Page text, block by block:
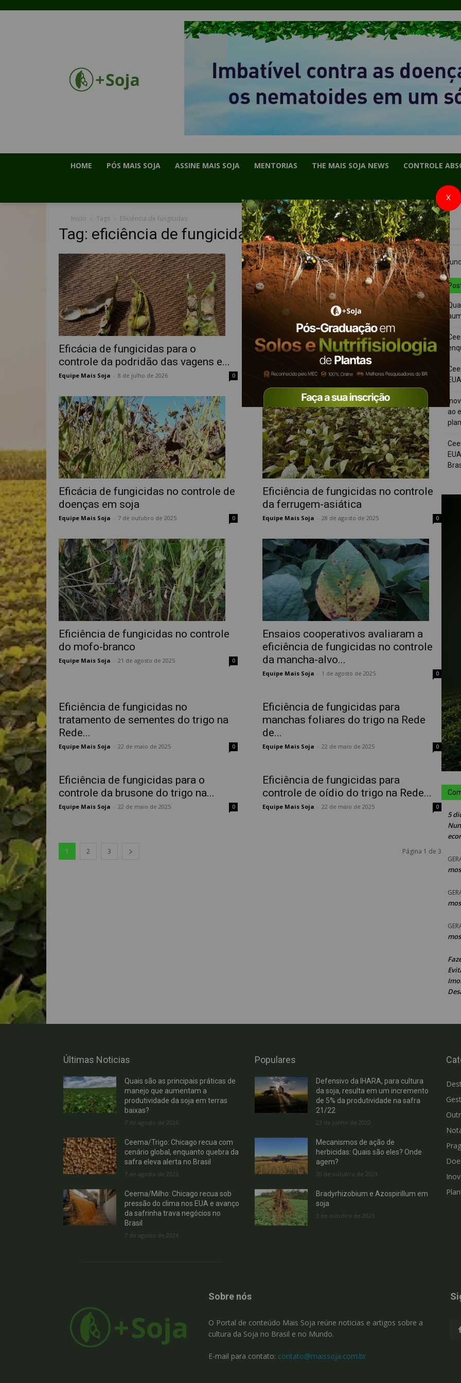
HOME PÓS MAIS SOJA ASSINE MAIS SOJA MENTORIAS THE MAIS SOJA NEWS CONTROLE
Início Tags Eficiência de fungicidas
Tag: eficiência de fungicidas
Eficácia de fungicidas para o
controle da podridão das vagens e...
Equipe Mais Soja 8 de julho de 2026 0
Destaques da semana Mais Soja
19 de outubro de 2025
Eficácia de fungicidas no controle de
doenças em soja
Equipe Mais Soja 7 de outubro de 2025 0
Eficiência de fungicidas no controle
da ferrugem-asiática
Equipe Mais Soja 28 de agosto de 2025 0
Eficiência de fungicidas no controle
do mofo-branco
Equipe Mais Soja 21 de agosto de 2025 0
Ensaios cooperativos avaliaram a
eficiência de fungicidas no controle
da mancha-alvo...
Equipe Mais Soja 1 de agosto de 2025 0
Eficiência de fungicidas no
tratamento de sementes do trigo na
Rede...
Equipe Mais Soja 22 de maio de 2025 0
Eficiência de fungicidas para
manchas foliares do trigo na Rede
de...
Equipe Mais Soja 22 de maio de 2025 0
Eficiência de fungicidas para o
controle da brusone do trigo na...
Equipe Mais Soja 22 de maio de 2025 0
Eficiência de fungicidas para
controle de oídio do trigo na Rede...
Equipe Mais Soja 22 de maio de 2025 0
1 2 3 Página 1 de 3
ao
5
Últimas Noticias
Quais são as principais práticas de
manejo que aumentam a
produtividade da soja em terras
baixas?
7 de agosto de 2026
Ceema/Trigo: Chicago recua com
cenário global, enquanto quebra da
safra eleva alerta no Brasil
7 de agosto de 2026
Ceema/Milho: Chicago recua sob
pressão do clima nos EUA e avanço
da safrinha trava negócios no
Brasil
7 de agosto de 2026
Populares
Defensivo da IHARA, para cultura
da soja, resulta em um incremento
de 5% da produtividade na safra
21/22
22 de junho de 2022
Mecanismos de ação de
herbicidas: Quais são eles? Onde
agem?
30 de outubro de 2023
Bradyrhizobium e Azospirillum em
soja
3 de outubro de 2023
Sobre nós
O Portal de conteúdo Mais Soja reúne noticias e artigos sobre a
cultura da Soja no Brasil e no Mundo.
E-mail para contato: contato@maissoja.com.br
X